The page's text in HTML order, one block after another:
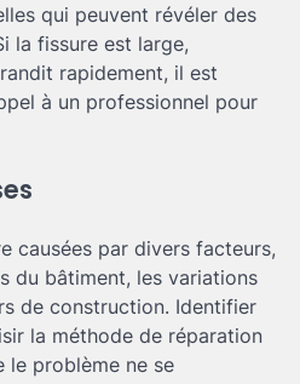
qui peuvent révéler des
la fissure est large,
rapidement, il est
à un professionnel pour
causées par divers facteurs,
du bâtiment, les variations
de construction. Identifier
la méthode de réparation
le problème ne se